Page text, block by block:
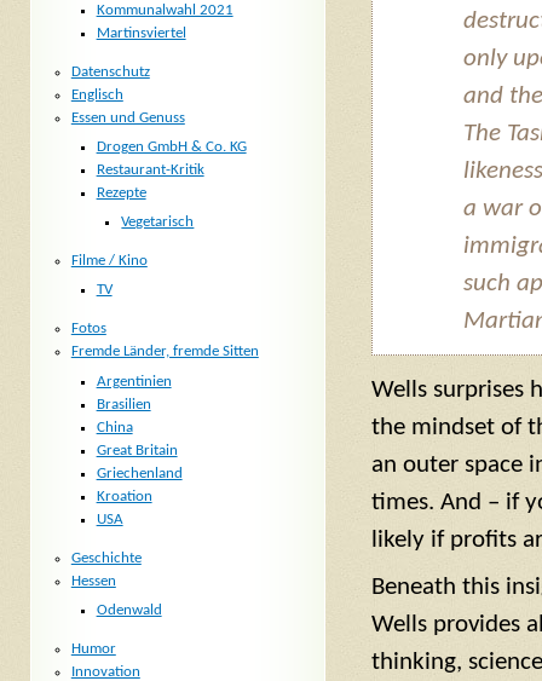
only
and
The
a war
such
Wells surprises
the mindset of
an outer space
times. And – if
likely if profits
Beneath this
Wells provides
thinking,
Kommunalwahl 2021
Martinsviertel
Datenschutz
Englisch
Essen und Genuss
Drogen GmbH & Co. KG
Restaurant-Kritik
Rezepte
Vegetarisch
Filme / Kino
TV
Fotos
Fremde Länder, fremde Sitten
Argentinien
Brasilien
China
Great Britain
Griechenland
Kroation
USA
Geschichte
Hessen
Odenwald
Humor
Innovation